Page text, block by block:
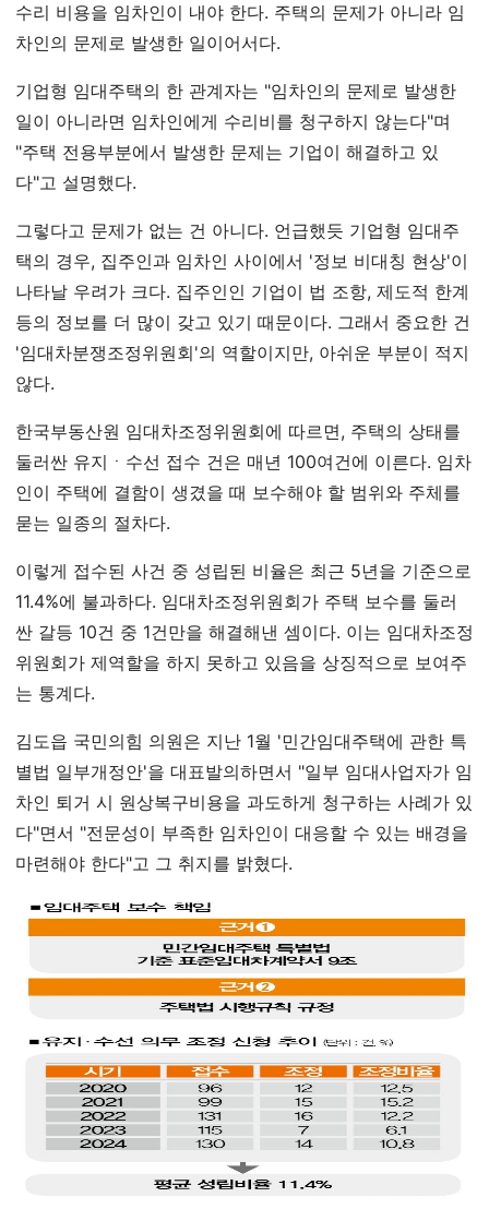
수리 비용을 임차인이 내야 한다. 주택의 문제가 아니라 임
차인의 문제로 발생한 일이어서다.
기업형 임대주택의 한 관계자는 "임차인의 문제로 발생한
일이 아니라면 임차인에게 수리비를 청구하지 않는다"며
"주택 전용부분에서 발생한 문제는 기업이 해결하고 있
다"고 설명했다.
그렇다고 문제가 없는 건 아니다. 언급했듯 기업형 임대주
택의 경우, 집주인과 임차인 사이에서 '정보 비대칭 현상'이
나타날 우려가 크다. 집주인인 기업이 법 조항, 제도적 한계
등의 정보를 더 많이 갖고 있기 때문이다. 그래서 중요한 건
'임대차분쟁조정위원회'의 역할이지만, 아쉬운 부분이 적지
않다.
한국부동산원 임대차조정위원회에 따르면, 주택의 상태를
둘러싼 유지ㆍ수선 접수 건은 매년 100여건에 이른다. 임차
인이 주택에 결함이 생겼을 때 보수해야 할 범위와 주체를
묻는 일종의 절차다.
이렇게 접수된 사건 중 성립된 비율은 최근 5년을 기준으로
11.4%에 불과하다. 임대차조정위원회가 주택 보수를 둘러
싼 갈등 10건 중 1건만을 해결해낸 셈이다. 이는 임대차조정
위원회가 제역할을 하지 못하고 있음을 상징적으로 보여주
는 통계다.
김도읍 국민의힘 의원은 지난 1월 '민간임대주택에 관한 특
별법 일부개정안'을 대표발의하면서 "일부 임대사업자가 임
차인 퇴거 시 원상복구비용을 과도하게 청구하는 사례가 있
다"면서 "전문성이 부족한 임차인이 대응할 수 있는 배경을
마련해야 한다"고 그 취지를 밝혔다.